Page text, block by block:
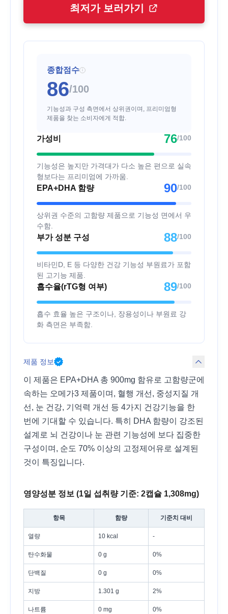
최저가 보러가기
종합점수 i
86/100
기능성과 구성 측면에서 상위권이며, 프리미엄형
제품을 찾는 소비자에게 적합.
가성비 76/100
기능성은 높지만 가격대가 다소 높은 편으로 실속
형보다는 프리미엄에 가까움.
EPA+DHA 함량 90/100
상위권 수준의 고함량 제품으로 기능성 면에서 우
수함.
부가 성분 구성 88/100
비타민D, E 등 다양한 건강 기능성 부원료가 포함
된 고기능 제품.
흡수율(rTG형 여부) 89/100
흡수 효율 높은 구조이나, 장용성이나 부원료 강
화 측면은 부족함.
제품 정보
이 제품은 EPA+DHA 총 900mg 함유로 고함량군에
속하는 오메가3 제품이며, 혈행 개선, 중성지질 개
선, 눈 건강, 기억력 개선 등 4가지 건강기능을 한
번에 기대할 수 있습니다. 특히 DHA 함량이 강조된
설계로 뇌 건강이나 눈 관련 기능성에 보다 집중한
구성이며, 순도 70% 이상의 고정제어유로 설계된
것이 특징입니다.
영양성분 정보 (1일 섭취량 기준: 2캡슐 1,308mg)
항목 함량 기준치 대비
열량 10 kcal -
탄수화물 0 g 0%
단백질 0 g 0%
지방 1.301 g 2%
나트륨 0 mg 0%